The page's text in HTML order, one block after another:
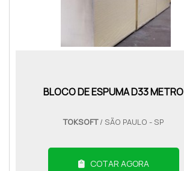
BLOCO DE ESPUMA D33 METRO
TOKSOFT/ SÃO PAULO - SP
COTAR AGORA